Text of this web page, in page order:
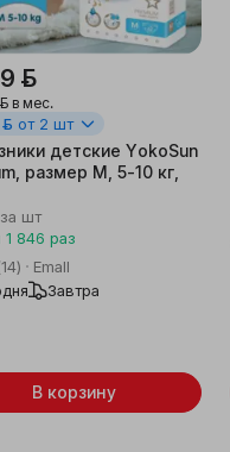
ƃ
в мес.
от 2 шт
детские YokoSun
размер M, 5-10 кг,
за шт
1 846 раз
Emall
Завтра
В корзину